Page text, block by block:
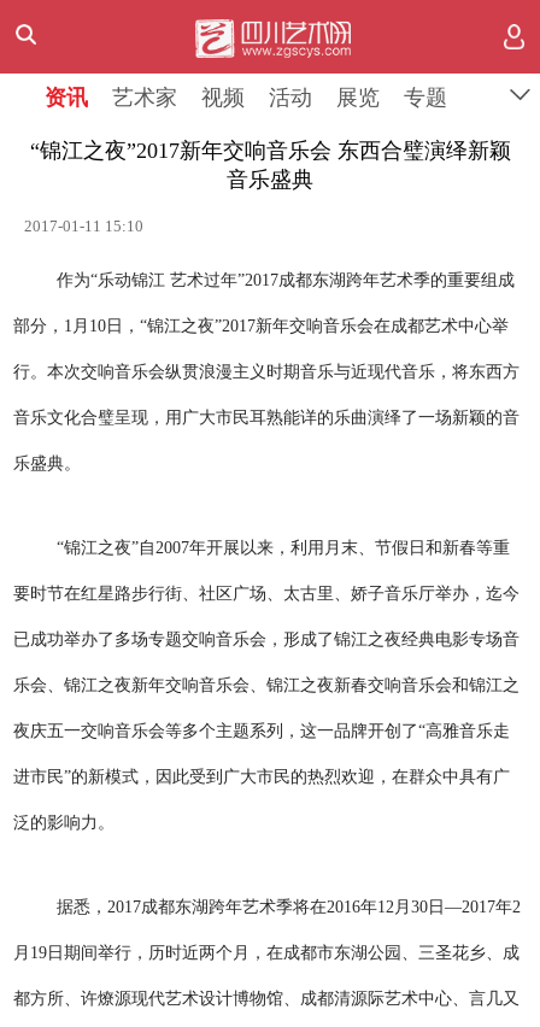
资讯 艺术家 视频 活动 展览 专题
“锦江之夜”2017新年交响音乐会 东西合璧演绎新颖
音乐盛典
2017-01-11 15:10
作为“乐动锦江 艺术过年”2017成都东湖跨年艺术季的重要组成
部分，1月10日，“锦江之夜”2017新年交响音乐会在成都艺术中心举
行。本次交响音乐会纵贯浪漫主义时期音乐与近现代音乐，将东西方
音乐文化合璧呈现，用广大市民耳熟能详的乐曲演绎了一场新颖的音
乐盛典。
“锦江之夜”自2007年开展以来，利用月末、节假日和新春等重
要时节在红星路步行街、社区广场、太古里、娇子音乐厅举办，迄今
已成功举办了多场专题交响音乐会，形成了锦江之夜经典电影专场音
乐会、锦江之夜新年交响音乐会、锦江之夜新春交响音乐会和锦江之
夜庆五一交响音乐会等多个主题系列，这一品牌开创了“高雅音乐走
进市民”的新模式，因此受到广大市民的热烈欢迎，在群众中具有广
泛的影响力。
据悉，2017成都东湖跨年艺术季将在2016年12月30日—2017年2
月19日期间举行，历时近两个月，在成都市东湖公园、三圣花乡、成
都方所、许燎源现代艺术设计博物馆、成都清源际艺术中心、言几又